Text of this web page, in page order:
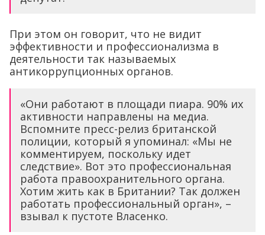
При этом он говорит, что не видит
эффективности и профессионализма в
деятельности так называемых
антикоррупционных органов.
«Они работают в площади пиара. 90% их
активности направлены на медиа.
Вспомните пресс-релиз британской
полиции, который я упоминал: «Мы не
комментируем, поскольку идет
следствие». Вот это профессиональная
работа правоохранительного органа.
Хотим жить как в Британии? Так должен
работать профессиональный орган», –
взывал к пустоте Власенко.